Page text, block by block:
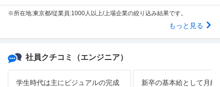
※所在地:東京都/従業員:1000人以上/上場企業の絞り込み結果です。
もっと見る
社員クチコミ （エンジニア）
学生時代は主にビジュアルの完成
新卒の基本給として月給